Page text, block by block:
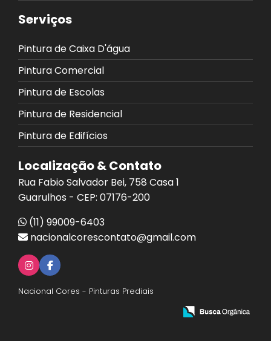
Serviços
Pintura de Caixa D'água
Pintura Comercial
Pintura de Escolas
Pintura de Residencial
Pintura de Edifícios
Localização & Contato
Rua Fabio Salvador Bei, 758 Casa 1
Guarulhos - CEP: 07176-200
(11) 99009-6403
nacionalcorescontato@gmail.com
Nacional Cores - Pinturas Prediais